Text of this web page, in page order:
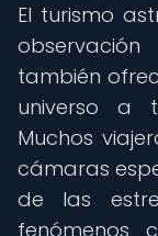
El turismo
también
universo a
Muchos
cámaras
de las
fenómenos